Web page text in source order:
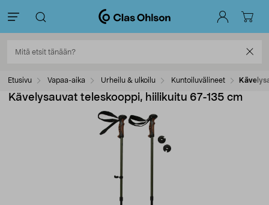
Etusivu Vapaa-aika Urheilu & ulkoilu Kuntoiluvälineet
Kävelysauvat teleskooppi, hiilikuitu 67-135 cm